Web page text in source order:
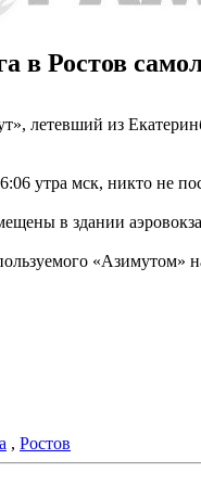
в Ростов
летевший из
утра мск, никто не
в здании
«Азимутом»
, Ростов